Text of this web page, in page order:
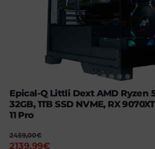
Epical-Q Littli Dext AMD Ryzen
32GB, 1TB SSD NVME, RX
11 Pro
2459,00€
El
2139,99€